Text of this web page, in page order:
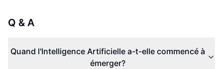
Q & A
Quand l'Intelligence Artificielle a-t-elle commencé à
émerger?